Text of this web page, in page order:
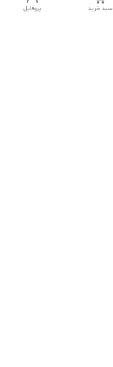
پروفایل سبد خرید